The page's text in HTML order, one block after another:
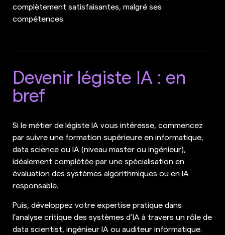
complètement satisfaisantes, malgré ses
compétences.
Devenir légiste IA : en
bref
Si le métier de légiste IA vous intéresse, commencez
par suivre une formation supérieure en informatique,
data science ou IA (niveau master ou ingénieur),
idéalement complétée par une spécialisation en
évaluation des systèmes algorithmiques ou en IA
responsable.
Puis, développez votre expertise pratique dans
l’analyse critique des systèmes d’IA à travers un rôle de
data scientist, ingénieur IA ou auditeur informatique.